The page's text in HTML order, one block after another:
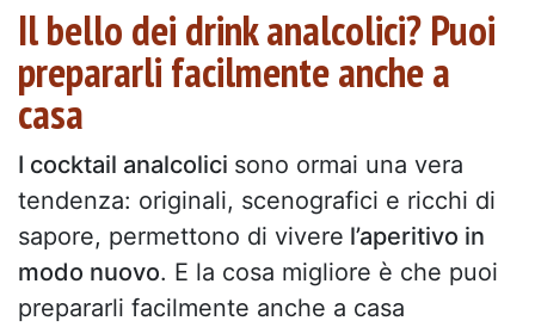
Il bello dei drink analcolici? Puoi
prepararli facilmente anche a
casa
I cocktail analcolici sono ormai una vera
tendenza: originali, scenografici e ricchi di
sapore, permettono di vivere l’aperitivo in
modo nuovo. E la cosa migliore è che puoi
prepararli facilmente anche a casa